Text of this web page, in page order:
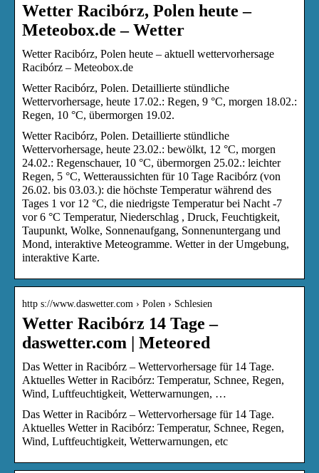
Wetter Racibórz, Polen heute –
Meteobox.de – Wetter
Wetter Racibórz, Polen heute – aktuell wettervorhersage
Racibórz – Meteobox.de
Wetter Racibórz, Polen. Detaillierte stündliche
Wettervorhersage, heute 17.02.: Regen, 9 °C, morgen 18.02.:
Regen, 10 °C, übermorgen 19.02.
Wetter Racibórz, Polen. Detaillierte stündliche
Wettervorhersage, heute 23.02.: bewölkt, 12 °C, morgen
24.02.: Regenschauer, 10 °C, übermorgen 25.02.: leichter
Regen, 5 °C, Wetteraussichten für 10 Tage Racibórz (von
26.02. bis 03.03.): die höchste Temperatur während des
Tages 1 vor 12 °C, die niedrigste Temperatur bei Nacht -7
vor 6 °C Temperatur, Niederschlag , Druck, Feuchtigkeit,
Taupunkt, Wolke, Sonnenaufgang, Sonnenuntergang und
Mond, interaktive Meteogramme. Wetter in der Umgebung,
interaktive Karte.
http s://www.daswetter.com › Polen › Schlesien
Wetter Racibórz 14 Tage –
daswetter.com | Meteored
Das Wetter in Racibórz – Wettervorhersage für 14 Tage.
Aktuelles Wetter in Racibórz: Temperatur, Schnee, Regen,
Wind, Luftfeuchtigkeit, Wetterwarnungen, …
Das Wetter in Racibórz – Wettervorhersage für 14 Tage.
Aktuelles Wetter in Racibórz: Temperatur, Schnee, Regen,
Wind, Luftfeuchtigkeit, Wetterwarnungen, etc